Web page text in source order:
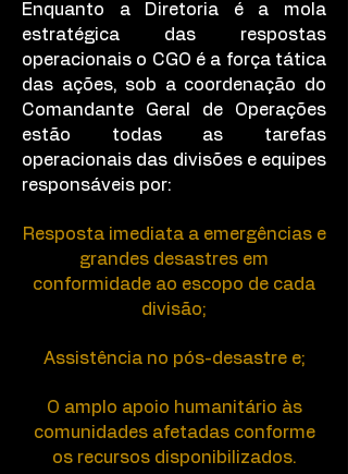
Enquanto a Diretoria é a mola
estratégica das respostas
operacionais o CGO é a força tática
das ações, sob a coordenação do
Comandante Geral de Operações
estão todas as tarefas
operacionais das divisões e equipes
responsáveis por:
Resposta imediata a emergências e
grandes desastres em
conformidade ao escopo de cada
divisão;
Assistência no pós-desastre e;
O amplo apoio humanitário às
comunidades afetadas conforme
os recursos disponibilizados.